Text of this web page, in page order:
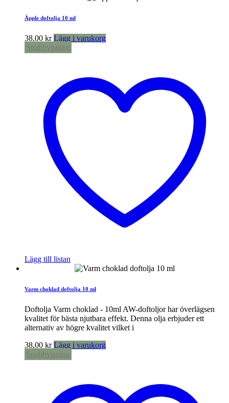
Äpple doftolja 10 ml
38,00 kr Lägg i varukorg
Snabbvisning
Lägg till listan
Varm choklad doftolja 10 ml
Doftolja Varm choklad - 10ml AW-doftoljor har överlägsen
kvalitet för bästa njutbara effekt. Denna olja erbjuder ett
alternativ av högre kvalitet vilket i
38,00 kr Lägg i varukorg
Snabbvisning